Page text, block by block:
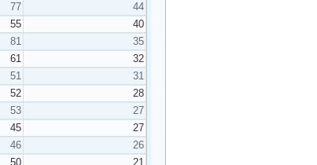
77
44
55
40
81
35
61
32
51
31
52
28
53
27
45
27
46
26
50
21